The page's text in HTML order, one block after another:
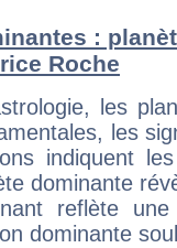
:
Roche
les
les
indiquent
dominante
reflète
dominante